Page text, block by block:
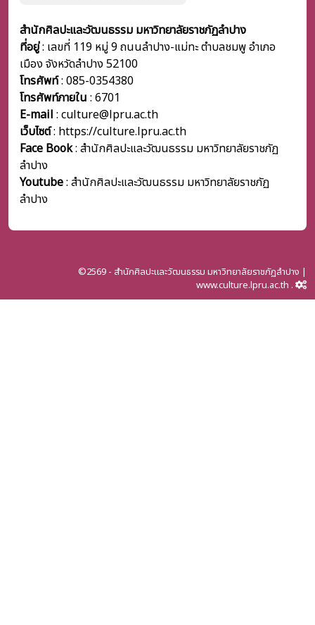
สำนักศิลปะและวัฒนธรรม มหาวิทยาลัยราชภัฏลำปาง
ที่อยู่: เลขที่ 119 หมู่ 9 ถนนลำปาง-แม่ทะ ตำบลชมพู อำเภอ
เมือง จังหวัดลำปาง 52100
โทรศัพท์: 085-0354380
โทรศัพท์ภายใน : 6701
E-mail : culture@lpru.ac.th
เว็บไซต์: https://culture.lpru.ac.th
Face Book: สำนักศิลปะและวัฒนธรรม มหาวิทยาลัยราชภัฏ
ลำปาง
Youtube: สำนักศิลปะและวัฒนธรรม มหาวิทยาลัยราชภัฏ
ลำปาง
©2569 - สำนักศิลปะและวัฒนธรรม มหาวิทยาลัยราชภัฏลำปาง |
www.culture.lpru.ac.th .